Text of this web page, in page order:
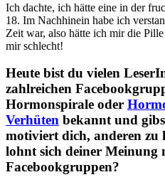
Ich dachte, ich hätte eine in der
18. Im Nachhinein habe ich
Zeit war, also hätte ich mir die
mir schlecht!
Heute bist du vielen
zahlreichen
Hormonspirale oder
Verhüten bekannt und
motiviert dich, anderen
lohnt sich deiner Meinung
Facebookgruppen?